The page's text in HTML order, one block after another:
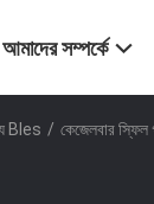
আমাদের সম্পর্কে
Bles / কেজেলবার